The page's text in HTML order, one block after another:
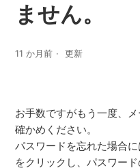
ません。
11 か月前 更新
お手数ですがもう一度、
確かめください。
パスワードを忘れた場合
をクリックし、パスワー